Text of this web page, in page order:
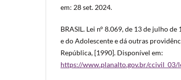
em: 28 set. 2024.
BRASIL. Lei n° 8.069, de 13 de julho
e do Adolescente e dá outras
República, [1990]. Disponível em:
https://www.planalto.gov.br/ccivil_03/